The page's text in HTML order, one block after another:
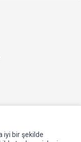
iyi bir şekilde